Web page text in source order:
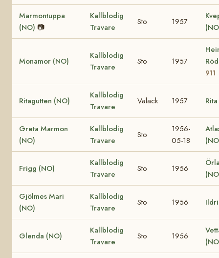
Marmontuppa
(NO) 📷
Kallblodig
Travare
Sto 1957
Monamor (NO)
Kallblodig
Travare
Sto 1957
911
Ritagutten (NO)
Kallblodig
Travare
Valack 1957 Rita
Greta Marmon
(NO)
Kallblodig
Travare
Sto
1956-
05-18
Frigg (NO)
Kallblodig
Travare
Sto 1956
Gjölmes Mari
(NO)
Kallblodig
Travare
Sto 1956
Glenda (NO)
Kallblodig
Travare
Sto 1956